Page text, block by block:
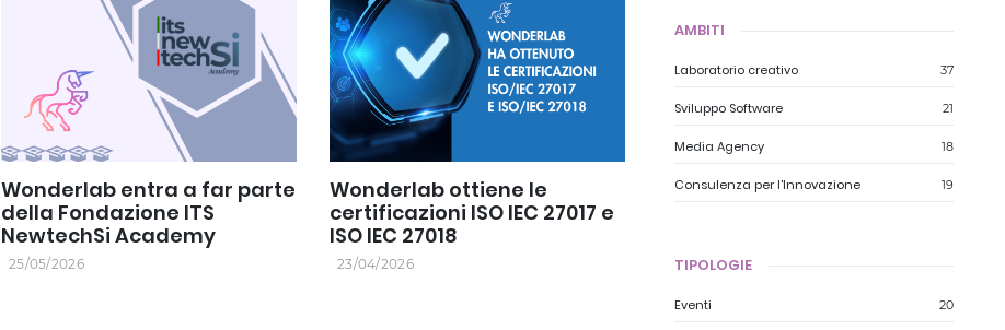
Wonderlab entra a far parte
della Fondazione ITS
NewtechSi Academy
25/05/2026
Wonderlab ottiene le
certificazioni ISO IEC 27017 e
ISO IEC 27018
23/04/2026
AMBITI
Laboratorio creativo 37
Sviluppo Software 21
Media Agency 18
Consulenza per l'Innovazione 19
TIPOLOGIE
Eventi 20